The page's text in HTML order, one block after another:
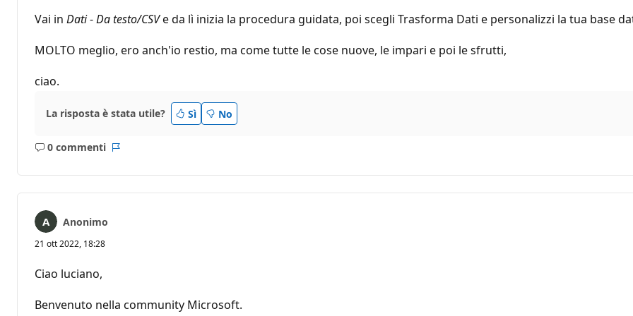
Vai in Dati-Da testo/CSVe da lì inizia la procedura guidata, poi scegli Trasforma Dati e personalizzi la tua base
MOLTO meglio, ero anch'io restio, ma come tutte le cose nuove, le impari e poi le sfrutti,
ciao.
La risposta è stata utile? Sì No
0 commenti
Nessun
Anonimo
21 ott 2022, 18:28
Ciao luciano,
Benvenuto nella community Microsoft.